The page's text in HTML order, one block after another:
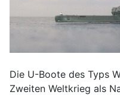
Die U-Boote des Typs
Zweiten Weltkrieg als